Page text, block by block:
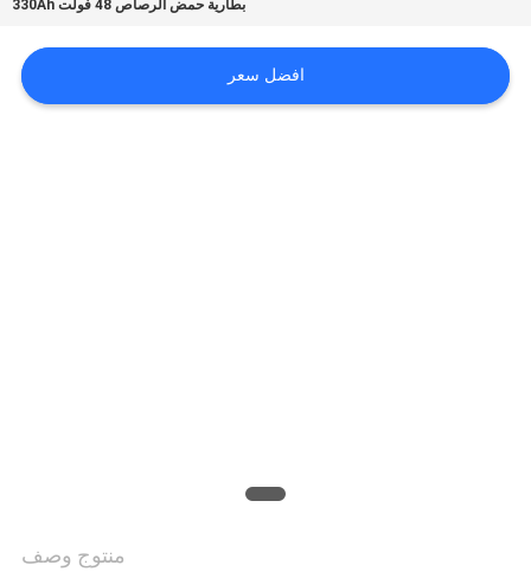
سياسة
بطارية حمض الرصاص 48 فولت 330Ah
افضل سعر
منتوج وصف